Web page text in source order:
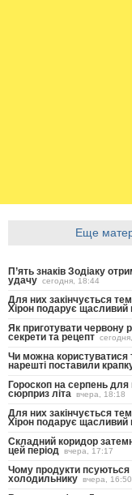
Еще
П’ять знаків Зодіаку
удачу сегодня, 18:44
Для них закінчується
Хірон подарує щасливий
Як приготувати червону
секрети та рецепт
Чи можна
нарешті поставили
Гороскоп на серпень для
сюрприз літа вчера, 18:18
Для них закінчується
Хірон подарує щасливий
Складний коридор
цей період вчера, 17:17
Чому продукти псуються
холодильнику вчера, 16:50